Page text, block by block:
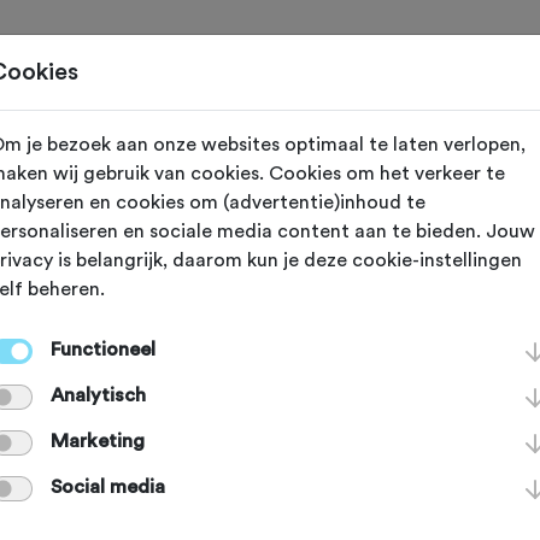
(Drenthe)
door de weidegebieden
Holsloot via Den Hool
wordt aangetikt en dan
steken het Stieltjeskanaal over
je bezoek aan onze websites optimaal te laten verlopen,
wij gebruik van cookies. Cookies om het verkeer te
en cookies om (advertentie)inhoud te
en sociale media content aan te bieden. Jouw
is belangrijk, daarom kun je deze cookie-instellingen
beheren.
Functioneel
Analytisch
Marketing
Social media